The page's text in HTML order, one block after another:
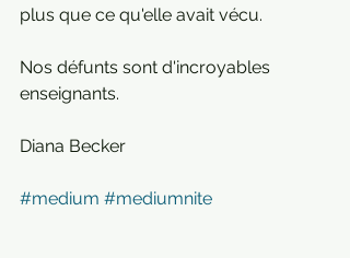
plus que ce qu'elle avait vécu.
Nos défunts sont d'incroyables
enseignants.
Diana Becker
#medium #mediumnite